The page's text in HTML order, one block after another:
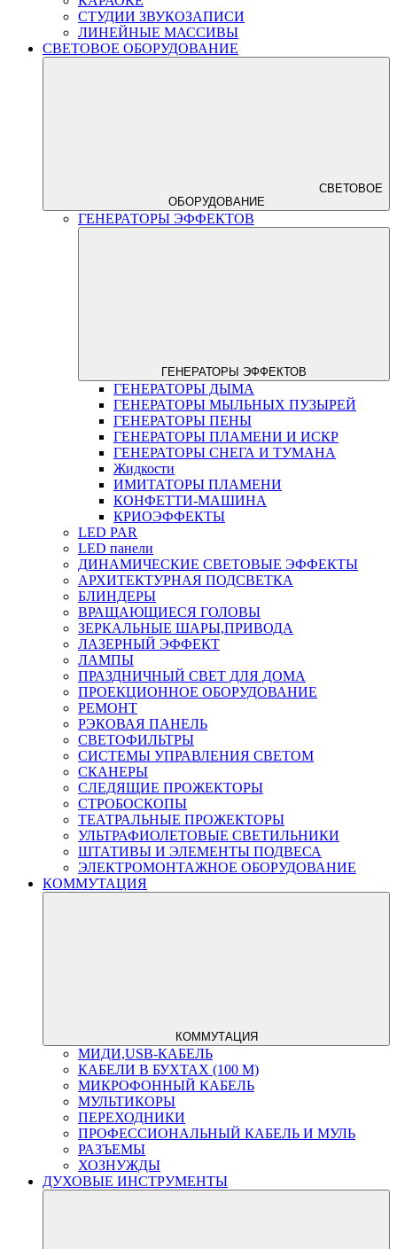
СТУДИИ ЗВУКОЗАПИСИ
ЛИНЕЙНЫЕ МАССИВЫ
СВЕТОВОЕ ОБОРУДОВАНИЕ
СВЕТОВОЕ
ОБОРУДОВАНИЕ
ГЕНЕРАТОРЫ ЭФФЕКТОВ
ГЕНЕРАТОРЫ ЭФФЕКТОВ
ГЕНЕРАТОРЫ ДЫМА
ГЕНЕРАТОРЫ МЫЛЬНЫХ ПУЗЫРЕЙ
ГЕНЕРАТОРЫ ПЕНЫ
ГЕНЕРАТОРЫ ПЛАМЕНИ И ИСКР
ГЕНЕРАТОРЫ СНЕГА И ТУМАНА
Жидкости
ИМИТАТОРЫ ПЛАМЕНИ
КОНФЕТТИ-МАШИНА
КРИОЭФФЕКТЫ
LED PAR
LED панели
ДИНАМИЧЕСКИЕ СВЕТОВЫЕ ЭФФЕКТЫ
АРХИТЕКТУРНАЯ ПОДСВЕТКА
БЛИНДЕРЫ
ВРАЩАЮЩИЕСЯ ГОЛОВЫ
ЗЕРКАЛЬНЫЕ ШАРЫ,ПРИВОДА
ЛАЗЕРНЫЙ ЭФФЕКТ
ЛАМПЫ
ПРАЗДНИЧНЫЙ СВЕТ ДЛЯ ДОМА
ПРОЕКЦИОННОЕ ОБОРУДОВАНИЕ
РЕМОНТ
РЭКОВАЯ ПАНЕЛЬ
СВЕТОФИЛЬТРЫ
СИСТЕМЫ УПРАВЛЕНИЯ СВЕТОМ
СКАНЕРЫ
СЛЕДЯЩИЕ ПРОЖЕКТОРЫ
СТРОБОСКОПЫ
ТЕАТРАЛЬНЫЕ ПРОЖЕКТОРЫ
УЛЬТРАФИОЛЕТОВЫЕ СВЕТИЛЬНИКИ
ШТАТИВЫ И ЭЛЕМЕНТЫ ПОДВЕСА
ЭЛЕКТРОМОНТАЖНОЕ ОБОРУДОВАНИЕ
КОММУТАЦИЯ
КОММУТАЦИЯ
МИДИ,USB-КАБЕЛЬ
КАБЕЛИ В БУХТАХ (100 М)
МИКРОФОННЫЙ КАБЕЛЬ
МУЛЬТИКОРЫ
ПЕРЕХОДНИКИ
ПРОФЕССИОНАЛЬНЫЙ КАБЕЛЬ И МУЛЬ
РАЗЪЕМЫ
ХОЗНУЖДЫ
ДУХОВЫЕ ИНСТРУМЕНТЫ